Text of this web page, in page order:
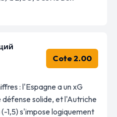
Cote 2.00
: l'Espagne a un xG
défense solide, et l'Autriche
1,5) s'impose logiquement